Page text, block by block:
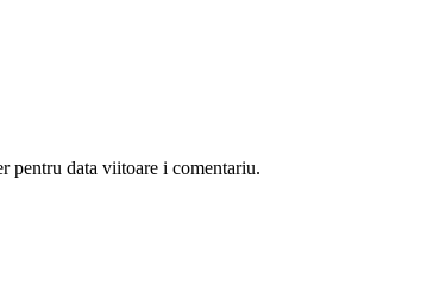
pentru data viitoare i comentariu.